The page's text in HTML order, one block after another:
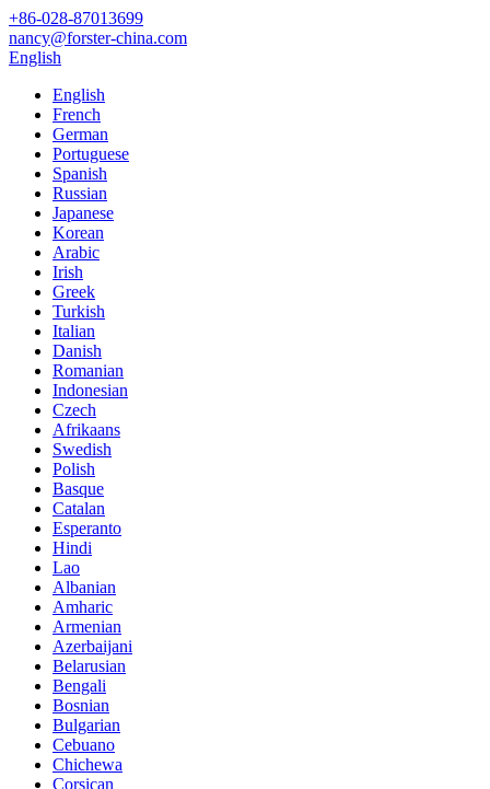
+86-028-87013699
nancy@forster-china.com
English
English
French
German
Portuguese
Spanish
Russian
Japanese
Korean
Arabic
Irish
Greek
Turkish
Italian
Danish
Romanian
Indonesian
Czech
Afrikaans
Swedish
Polish
Basque
Catalan
Esperanto
Hindi
Lao
Albanian
Amharic
Armenian
Azerbaijani
Belarusian
Bengali
Bosnian
Bulgarian
Cebuano
Chichewa
Corsican